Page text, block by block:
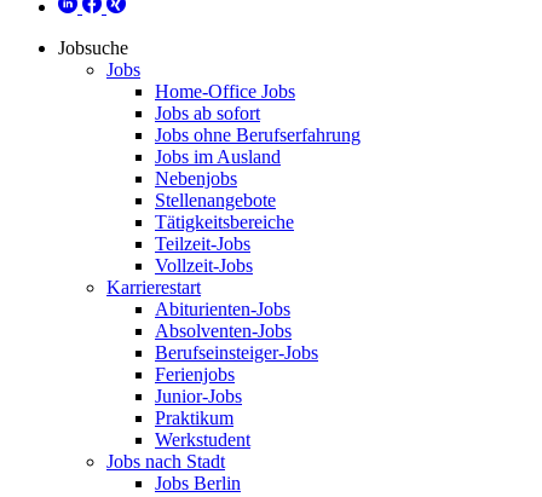
Jobsuche
Jobs
Home-Office Jobs
Jobs ab sofort
Jobs ohne Berufserfahrung
Jobs im Ausland
Nebenjobs
Stellenangebote
Tätigkeitsbereiche
Teilzeit-Jobs
Vollzeit-Jobs
Karrierestart
Abiturienten-Jobs
Absolventen-Jobs
Berufseinsteiger-Jobs
Ferienjobs
Junior-Jobs
Praktikum
Werkstudent
Jobs nach Stadt
Jobs Berlin